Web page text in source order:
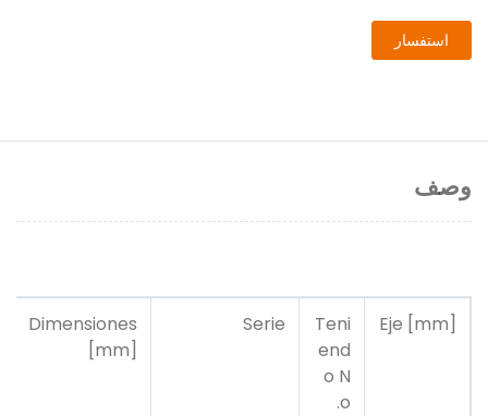
استفسار
وصف
Eje [mm]
Teni
end
o N
o.
Serie
Dimensiones
[mm]